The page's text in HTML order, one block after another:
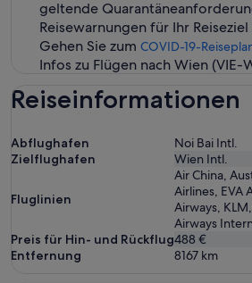
geltende
Reisewarnungen für Ihr
Gehen Sie zum COVID-19-
Infos zu Flügen nach Wien (VIE-
Reiseinformationen
Abflughafen
Noi Bai Intl.
Zielflughafen
Wien Intl.
Fluglinien
Air China,
Airlines, EVA
Airways,
Airways
Preis für Hin- und Rückflug488 €
Entfernung
8167 km